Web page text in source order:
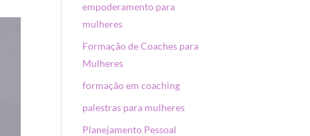
empoderamento para
mulheres
Formação de Coaches para
Mulheres
formação em coaching
palestras para mulheres
Planejamento Pessoal